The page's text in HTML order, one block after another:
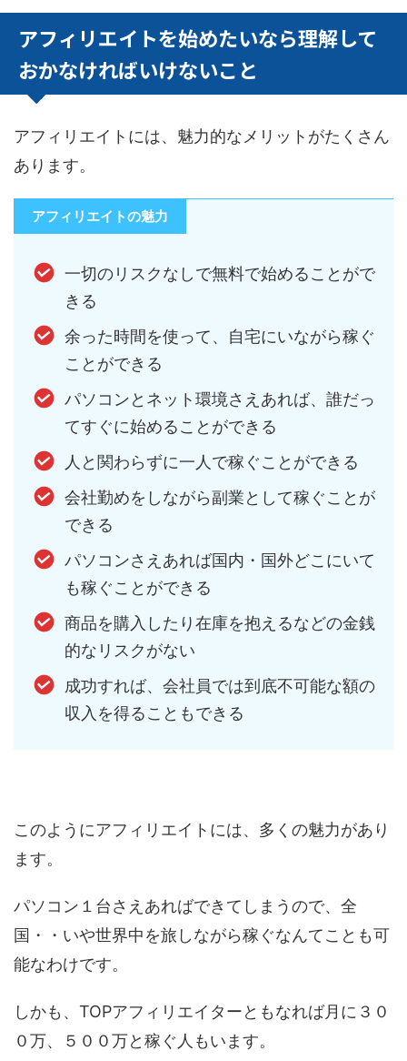
アフィリエイトを始めたいなら理解して
おかなければいけないこと
アフィリエイトには、魅力的なメリットがたくさん
あります。
アフィリエイトの魅力
一切のリスクなしで無料で始めることがで
きる
余った時間を使って、自宅にいながら稼ぐ
ことができる
パソコンとネット環境さえあれば、誰だっ
てすぐに始めることができる
人と関わらずに一人で稼ぐことができる
会社勤めをしながら副業として稼ぐことが
できる
パソコンさえあれば国内・国外どこにいて
も稼ぐことができる
商品を購入したり在庫を抱えるなどの金銭
的なリスクがない
成功すれば、会社員では到底不可能な額の
収入を得ることもできる
このようにアフィリエイトには、多くの魅力があり
ます。
パソコン１台さえあればできてしまうので、全
国・・いや世界中を旅しながら稼ぐなんてことも可
能なわけです。
しかも、TOPアフィリエイターともなれば月に３０
０万、５００万と稼ぐ人もいます。